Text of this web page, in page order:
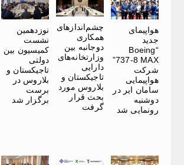
هواپیمای
جدید
“Boeing
737-8 MAX”
شرکت
هواپیمایی
سامان ایر در
دوشنبه
رونمایی شد
چشم‌اندازهای
همکاری
دوجانبه بین
وزارتخانه‌های
دارایی
تاجیکستان و
بلاروس مورد
بحث قرار
گرفت
نوزدهمین
نشست
کمیسیون بین
دولتی
تاجیکستان و
بلاروس در
برست
برگزار شد